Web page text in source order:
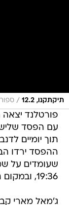
תיקתקנו, 12.2 /
פורטלנד
עם הפסד
שעומדים על
19:36, ובמקום השלישי במערב.